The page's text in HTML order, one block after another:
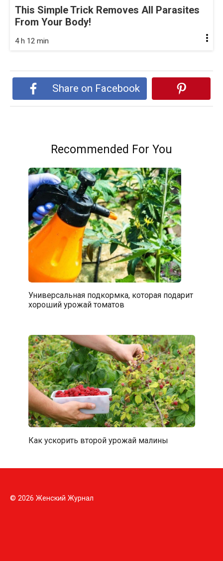
This Simple Trick Removes All Parasites
From Your Body!
4 h 12 min
Share on Facebook
Recommended For You
Универсальная подкормка, которая подарит
хороший урожай томатов
Как ускорить второй урожай малины
© 2026 Женский Журнал